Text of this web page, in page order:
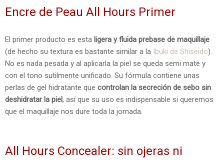
Encre de Peau All Hours Primer
El primer producto es esta ligera y fluida prebase de maquillaje
(de hecho su textura es bastante similar a la Ibuki de Shiseido).
No es nada pesada y al aplicarla la piel se queda semi mate y
con el tono sutilmente unificado. Su fórmula contiene unas
perlas de gel hidratante que controlan la secreción de sebo sin
deshidratar la piel, así que su uso es indispensable si queremos
que el maquillaje nos dure toda la jornada.
All Hours Concealer: sin ojeras ni